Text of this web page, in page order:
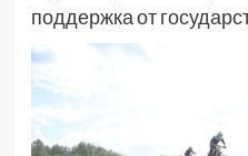
поддержка от